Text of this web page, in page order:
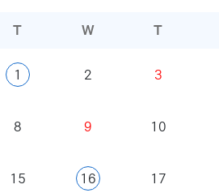
T W T
1 2 3
8 9 10
15 16 17